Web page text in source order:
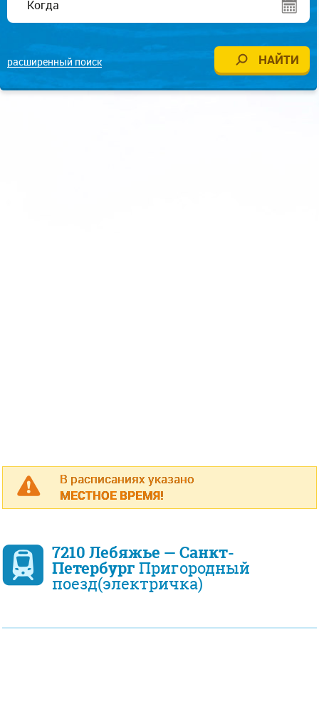
расширенный поиск
В расписаниях указано
МЕСТНОЕ ВРЕМЯ!
7210 Лебяжье — Санкт-
Петербург Пригородный
поезд(электричка)